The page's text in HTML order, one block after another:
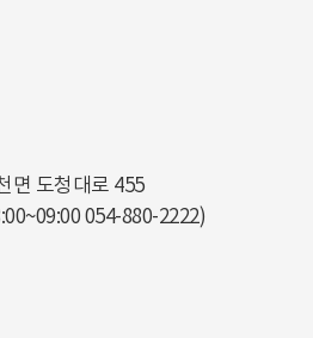
면 도청대로 455
054-880-2222)